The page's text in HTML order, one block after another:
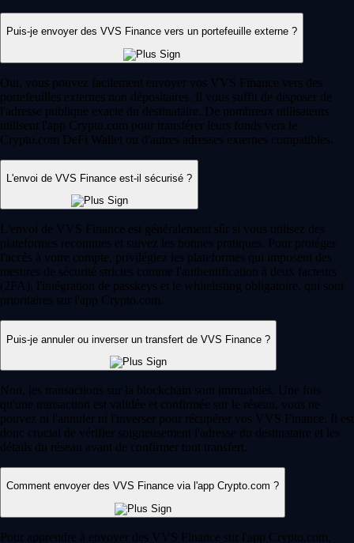
Puis-je envoyer des VVS Finance vers un portefeuille externe ?
Oui, vous pouvez facilement envoyer vos VVS Finance vers des
portefeuilles externes non dépositaires. Il vous suffit de disposer de
l'adresse publique exacte du destinataire. De nombreux utilisateurs
utilisent l'app Crypto.com pour transférer leurs fonds vers le
Crypto.com DeFi Wallet ou d'autres adresses externes compatibles.
L'envoi de VVS Finance est-il sécurisé ?
L'envoi de VVS Finance est généralement sûr si vous utilisez des
plateformes reconnues et suivez les bonnes pratiques. Pour protéger
l'accès à votre compte, privilégiez les plateformes qui imposent des
mesures de sécurité strictes comme l'authentification à deux facteurs
(2FA), l'intégration de passkeys et le whitelisting obligatoire, qui sont
prioritaires sur l'app Crypto.com.
Puis-je annuler ou inverser un transfert de VVS Finance ?
Non, les transactions sur la blockchain sont immuables. Une fois
qu'une transaction est validée et confirmée sur le réseau, vous ne
pouvez ni l'annuler ni l'inverser pour récupérer vos VVS Finance. Il est
donc crucial de vérifier soigneusement l'adresse du destinataire et les
détails du réseau avant de confirmer tout transfert.
Comment envoyer des VVS Finance via l'app Crypto.com ?
Pour apprendre à envoyer des VVS Finance sur l'app Crypto.com,